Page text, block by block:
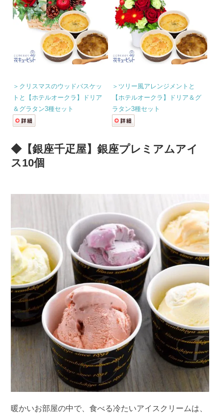
＞クリスマスのウッドバスケッ
トと【ホテルオークラ】ドリア
＆グラタン3種セット
＞ツリー風アレンジメントと
【ホテルオークラ】ドリア＆グ
ラタン3種セット
◆【銀座千疋屋】銀座プレミアムアイ
ス10個
暖かいお部屋の中で、食べる冷たいアイスクリームは、